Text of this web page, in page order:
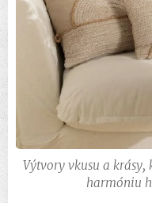
Výtvory vkusu a
harmóniu